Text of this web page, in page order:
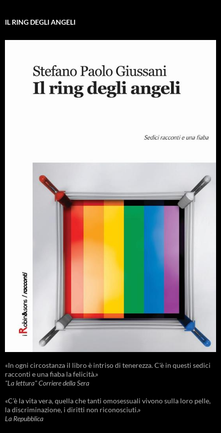
IL RING DEGLI ANGELI
«In ogni circostanza il libro è intriso di tenerezza. C'è in questi sedici
racconti e una fiaba la felicità.»
"La lettura" Corriere della Sera
«C’è la vita vera, quella che tanti omosessuali vivono sulla loro pelle,
la discriminazione, i diritti non riconosciuti.»
La Repubblica